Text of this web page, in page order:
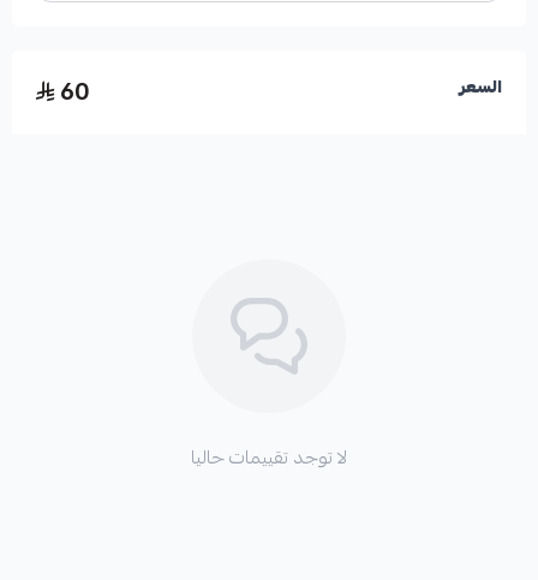
السعر 60
لا توجد تقييمات حاليا